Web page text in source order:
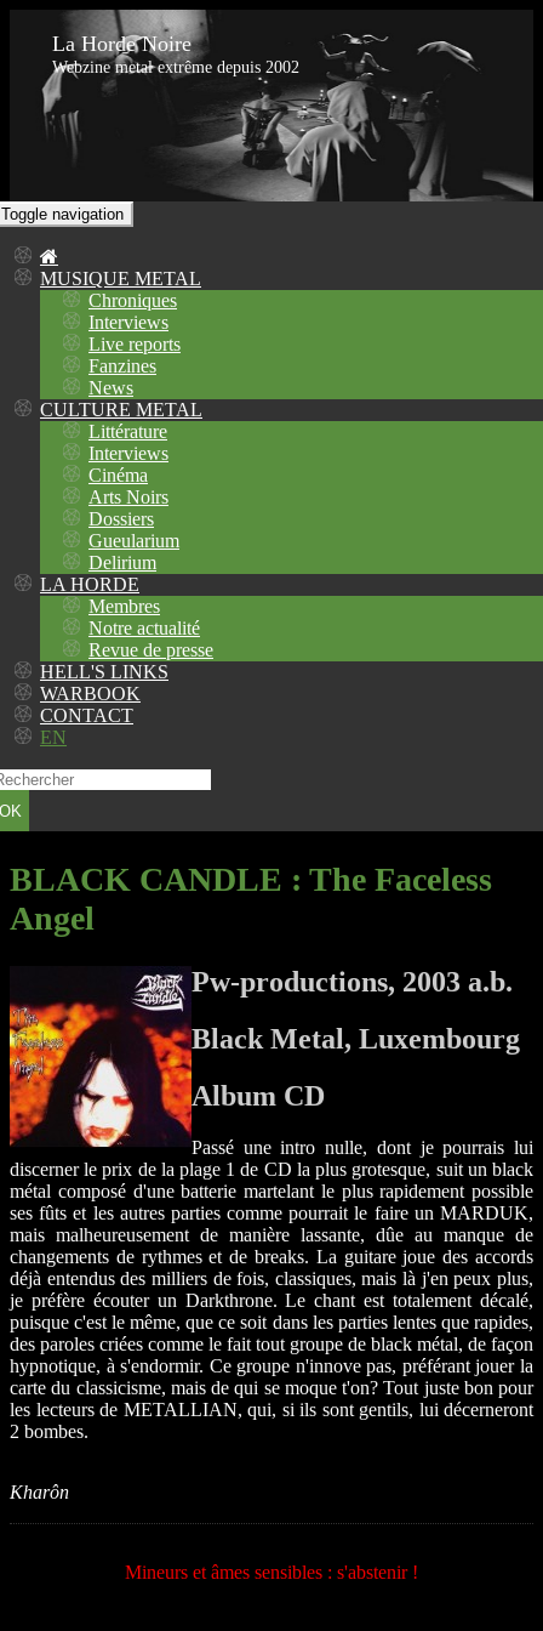
La Horde Noire
Webzine metal extrême depuis 2002
Toggle navigation
MUSIQUE METAL
Chroniques
Interviews
Live reports
Fanzines
News
CULTURE METAL
Littérature
Interviews
Cinéma
Arts Noirs
Dossiers
Gueularium
Delirium
LA HORDE
Membres
Notre actualité
Revue de presse
HELL'S LINKS
WARBOOK
CONTACT
EN
OK
BLACK CANDLE : The Faceless
Angel
Pw-productions, 2003 a.b.
Black Metal, Luxembourg
Album CD
Passé une intro nulle, dont je pourrais lui
discerner le prix de la plage 1 de CD la plus grotesque, suit un black
métal composé d'une batterie martelant le plus rapidement possible
ses fûts et les autres parties comme pourrait le faire un MARDUK,
mais malheureusement de manière lassante, dûe au manque de
changements de rythmes et de breaks. La guitare joue des accords
déjà entendus des milliers de fois, classiques, mais là j'en peux plus,
je préfère écouter un Darkthrone. Le chant est totalement décalé,
puisque c'est le même, que ce soit dans les parties lentes que rapides,
des paroles criées comme le fait tout groupe de black métal, de façon
hypnotique, à s'endormir. Ce groupe n'innove pas, préférant jouer la
carte du classicisme, mais de qui se moque t'on? Tout juste bon pour
les lecteurs de METALLIAN, qui, si ils sont gentils, lui décerneront
2 bombes.
Kharôn
Mineurs et âmes sensibles : s'abstenir !